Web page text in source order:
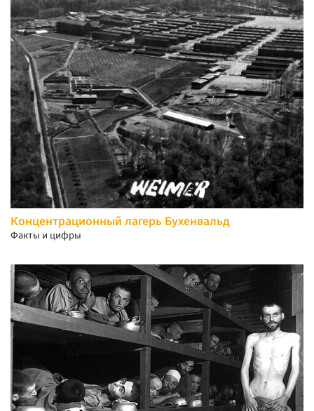
Концентрационный лагерь Бухенвальд
Факты и цифры